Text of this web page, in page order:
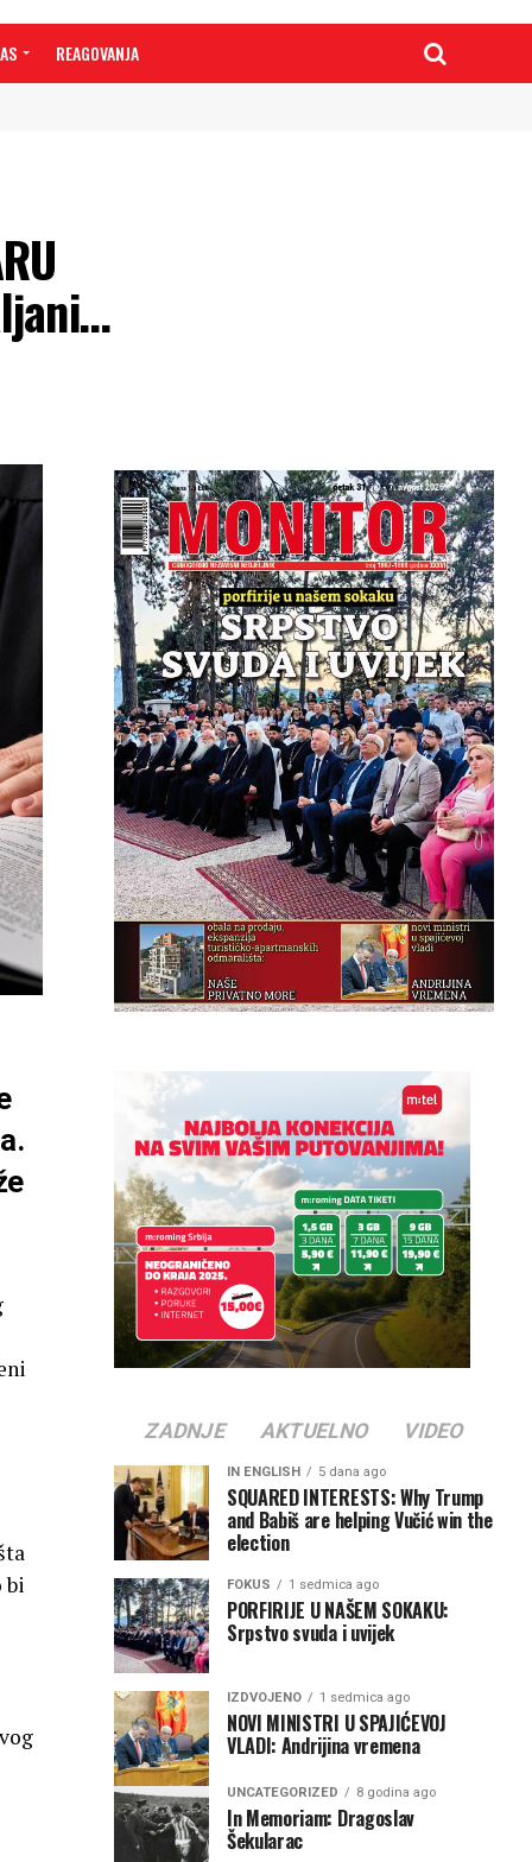
REAGOVANJA
bi
ZADNJE AKTUELNO VIDEO
IN ENGLISH 5 dana ago
SQUARED INTERESTS: Why Trump
and Babiš are helping Vučić win the
election
FOKUS 1 sedmica ago
PORFIRIJE U NAŠEM SOKAKU:
Srpstvo svuda i uvijek
IZDVOJENO 1 sedmica ago
NOVI MINISTRI U SPAJIĆEVOJ
VLADI: Andrijina vremena
UNCATEGORIZED 8 godina ago
In Memoriam: Dragoslav
Šekularac